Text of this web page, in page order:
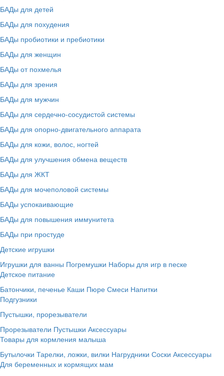
БАДы для детей
БАДы для похудения
БАДы пробиотики и пребиотики
БАДы для женщин
БАДы от похмелья
БАДы для зрения
БАДы для мужчин
БАДы для сердечно-сосудистой системы
БАДы для опорно-двигательного аппарата
БАДы для кожи, волос, ногтей
БАДы для улучшения обмена веществ
БАДы для ЖКТ
БАДы для мочеполовой системы
БАДы успокаивающие
БАДы для повышения иммунитета
БАДы при простуде
Детские игрушки
Игрушки для ванны Погремушки Наборы для игр в песке
Детское питание
Батончики, печенье Каши Пюре Смеси Напитки
Подгузники
Пустышки, прорезыватели
Прорезыватели Пустышки Аксессуары
Товары для кормления малыша
Бутылочки Тарелки, ложки, вилки Нагрудники Соски Аксессуары
Для беременных и кормящих мам